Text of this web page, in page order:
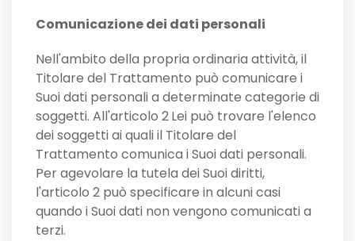
Comunicazione dei dati personali
Nell'ambito della propria ordinaria attività, il
Titolare del Trattamento può comunicare i
Suoi dati personali a determinate categorie di
soggetti. All'articolo 2Lei può trovare l'elenco
dei soggetti ai quali il Titolare del
Trattamento comunica i Suoi dati personali.
Per agevolare la tutela dei Suoi diritti,
l'articolo 2 può specificare in alcuni casi
quando i Suoi dati non vengono comunicati a
terzi.